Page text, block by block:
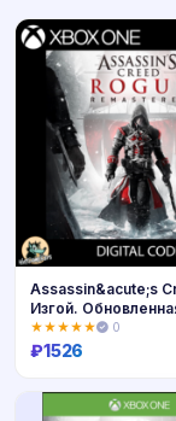
Купить
Assassin&acute;s
Изгой.
XBOX Код 🔑
★★★★★ 0
₽1526